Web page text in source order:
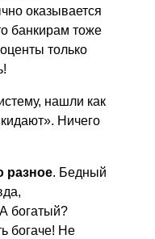
оказывается
банкирам тоже
только
нашли как
Ничего
разное. Бедный
богатый?
богаче! Не